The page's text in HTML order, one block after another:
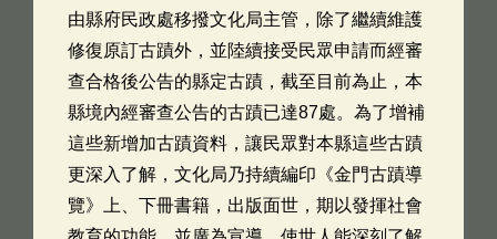
由縣府民政處移撥文化局主管，除了繼續維護
修復原訂古蹟外，並陸續接受民眾申請而經審
查合格後公告的縣定古蹟，截至目前為止，本
縣境內經審查公告的古蹟已達87處。為了增補
這些新增加古蹟資料，讓民眾對本縣這些古蹟
更深入了解，文化局乃持續編印《金門古蹟導
覽》上、下冊書籍，出版面世，期以發揮社會